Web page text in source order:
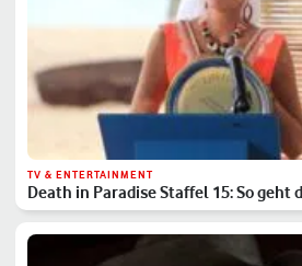
TV & ENTERTAINMENT
Death in Paradise Staffel 15: So